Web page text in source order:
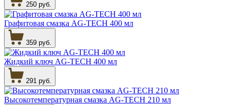
250 руб.
Графитовая смазка AG-TECH 400 мл
359 руб.
Жидкий ключ AG-TECH 400 мл
291 руб.
Высокотемпературная смазка AG-TECH 210 мл